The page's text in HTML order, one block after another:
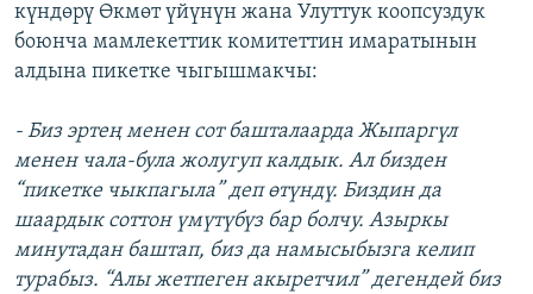
күндөрү Өкмөт үйүнүн жана Улуттук коопсуздук
боюнча мамлекеттик комитеттин имаратынын
алдына пикетке чыгышмакчы:
- Биз эртең менен сот башталаарда Жыпаргүл
менен чала-була жолугуп калдык. Ал бизден
“пикетке чыкпагыла” деп өтүндү. Биздин да
шаардык соттон үмүтүбүз бар болчу. Азыркы
минутадан баштап, биз да намысыбызга келип
турабыз. “Алы жетпеген акыретчил” дегендей биз